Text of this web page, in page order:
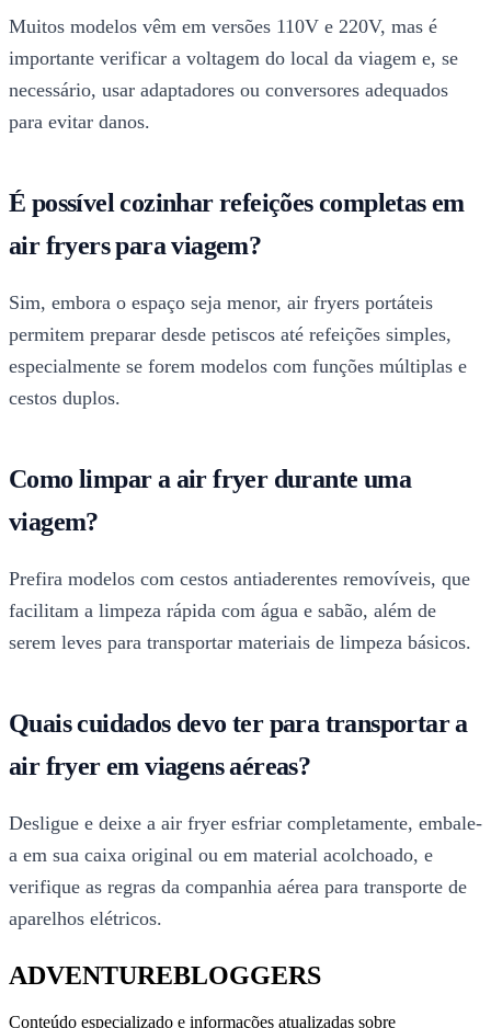
Muitos modelos vêm em versões 110V e 220V, mas é
importante verificar a voltagem do local da viagem e, se
necessário, usar adaptadores ou conversores adequados
para evitar danos.
É possível cozinhar refeições completas em
air fryers para viagem?
Sim, embora o espaço seja menor, air fryers portáteis
permitem preparar desde petiscos até refeições simples,
especialmente se forem modelos com funções múltiplas e
cestos duplos.
Como limpar a air fryer durante uma
viagem?
Prefira modelos com cestos antiaderentes removíveis, que
facilitam a limpeza rápida com água e sabão, além de
serem leves para transportar materiais de limpeza básicos.
Quais cuidados devo ter para transportar a
air fryer em viagens aéreas?
Desligue e deixe a air fryer esfriar completamente, embale-
a em sua caixa original ou em material acolchoado, e
verifique as regras da companhia aérea para transporte de
aparelhos elétricos.
ADVENTUREBLOGGERS
Conteúdo especializado e informações atualizadas sobre